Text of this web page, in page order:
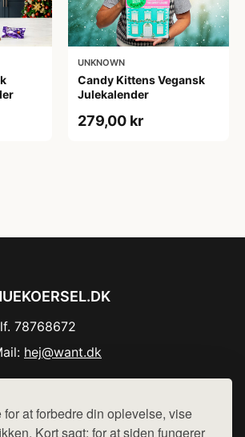
at forbedre din oplevelse, vise
Kort sagt: for at siden fungerer
UNKNOWN
Candy Kittens Vegansk
Julekalender
279,00 kr
78768672
hej@want.dk